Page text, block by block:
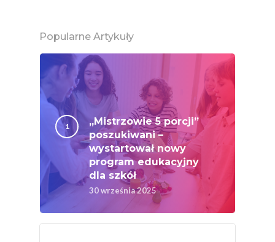
Popularne Artykuły
„Mistrzowie 5 porcji”
poszukiwani –
wystartował nowy
program edukacyjny
dla szkół
30 września 2025
Certyfikowany
Narodowe Badania
Konsumpcji Warzyw
Owoców
Nutriscore Fakty
Federacja
Związków
Rolnych – Ziemniaki